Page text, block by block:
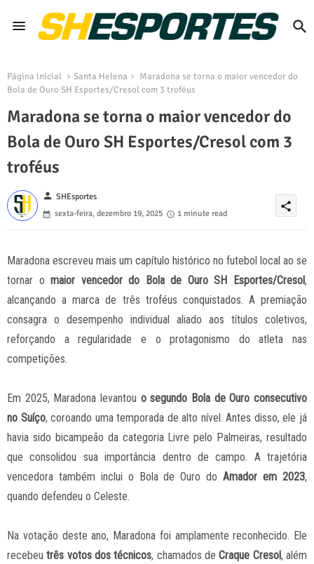
Página inicial Santa Helena
Maradona se torna o maior vencedor do
Bola de Ouro SH Esportes/Cresol com 3 troféus
Maradona se torna o maior vencedor do
Bola de Ouro SH Esportes/Cresol com 3
troféus
person SHEsportes
sexta-feira, dezembro 19, 2025
1 minute read
share
Maradona escreveu mais um capítulo histórico no futebol local ao se
tornar omaior vencedor do Bola de Ouro SH Esportes/Cresol,
alcançando a marca de três troféus conquistados. A premiação
consagra o desempenho individual aliado aos títulos coletivos,
reforçando a regularidade e o protagonismo do atleta nas
competições.
Em 2025, Maradona levantou o segundo Bola de Ouro consecutivo
no Suíço, coroando uma temporada de alto nível. Antes disso, ele já
havia sido bicampeão da categoria Livre pelo Palmeiras, resultado
que consolidou sua importância dentro de campo. A trajetória
vencedora também inclui o Bola de Ouro doAmador em 2023,
quando defendeu o Celeste.
Na votação deste ano, Maradona foi amplamente reconhecido. Ele
recebeutrês votos dos técnicos, chamados deCraque Cresol, além